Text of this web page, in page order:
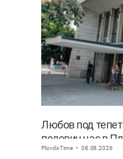
Любов под
половин час в
дата 8.08
PlovdivTime 08.08.2026